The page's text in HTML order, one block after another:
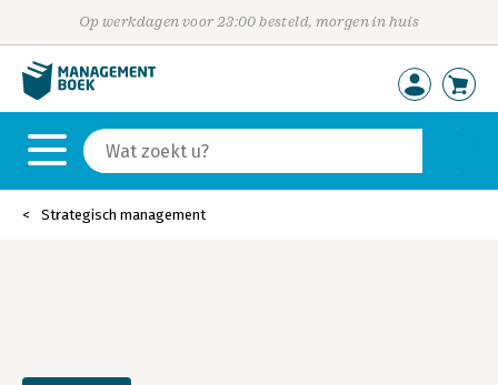
Op werkdagen voor 23:00 besteld, morgen in huis
Strategisch management